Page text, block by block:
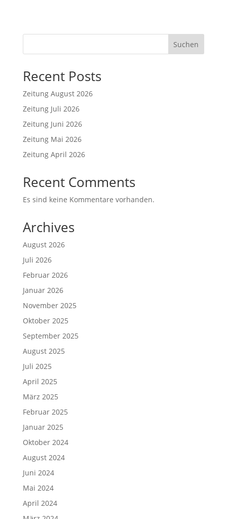
Suchen
Recent Posts
Zeitung August 2026
Zeitung Juli 2026
Zeitung Juni 2026
Zeitung Mai 2026
Zeitung April 2026
Recent Comments
Es sind keine Kommentare vorhanden.
Archives
August 2026
Juli 2026
Februar 2026
Januar 2026
November 2025
Oktober 2025
September 2025
August 2025
Juli 2025
April 2025
März 2025
Februar 2025
Januar 2025
Oktober 2024
August 2024
Juni 2024
Mai 2024
April 2024